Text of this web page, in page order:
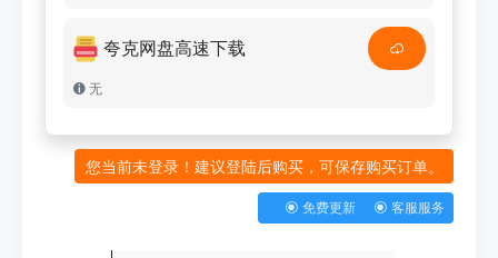
夸克网盘高速下载
无
您当前未登录！建议登陆后购买，可保存购买订单。
免费更新 客服服务